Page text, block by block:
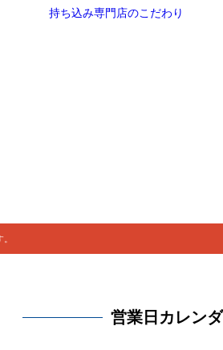
持ち込み専門店のこだわり
営業日カレン